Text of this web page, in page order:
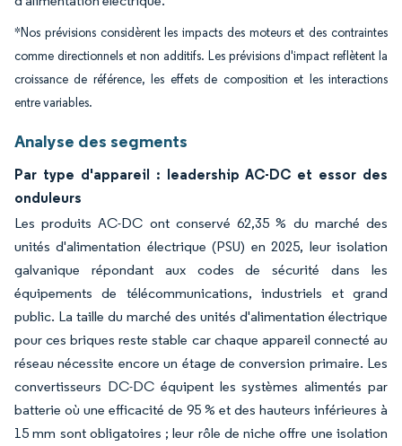
*Nos prévisions considèrent les impacts des moteurs et des contraintes
comme directionnels et non additifs. Les prévisions d'impact reflètent la
croissance de référence, les effets de composition et les interactions
entre variables.
Analyse des segments
Par type d'appareil : leadership AC-DC et essor des
onduleurs
Les produits AC-DC ont conservé 62,35 % du marché des
unités d'alimentation électrique (PSU) en 2025, leur isolation
galvanique répondant aux codes de sécurité dans les
équipements de télécommunications, industriels et grand
public. La taille du marché des unités d'alimentation électrique
pour ces briques reste stable car chaque appareil connecté au
réseau nécessite encore un étage de conversion primaire. Les
convertisseurs DC-DC équipent les systèmes alimentés par
batterie où une efficacité de 95 % et des hauteurs inférieures à
15 mm sont obligatoires ; leur rôle de niche offre une isolation